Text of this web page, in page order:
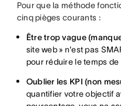
Pour que la méthode
cinq pièges courants :
Être trop vague
site web » n'est pas
pour réduire le temps
Oublier les KPI (non
quantifier votre objectif